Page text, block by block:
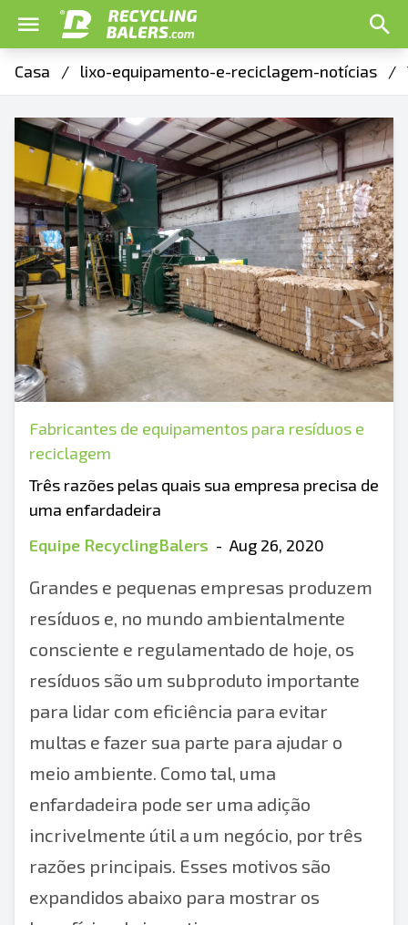
Casa / lixo-equipamento-e-reciclagem-notícias /
Fabricantes de equipamentos para resíduos e
reciclagem
Três razões pelas quais sua empresa precisa de
uma enfardadeira
Equipe RecyclingBalers - Aug 26, 2020
Grandes e pequenas empresas produzem
resíduos e, no mundo ambientalmente
consciente e regulamentado de hoje, os
resíduos são um subproduto importante
para lidar com eficiência para evitar
multas e fazer sua parte para ajudar o
meio ambiente. Como tal, uma
enfardadeira pode ser uma adição
incrivelmente útil a um negócio, por três
razões principais. Esses motivos são
expandidos abaixo para mostrar os